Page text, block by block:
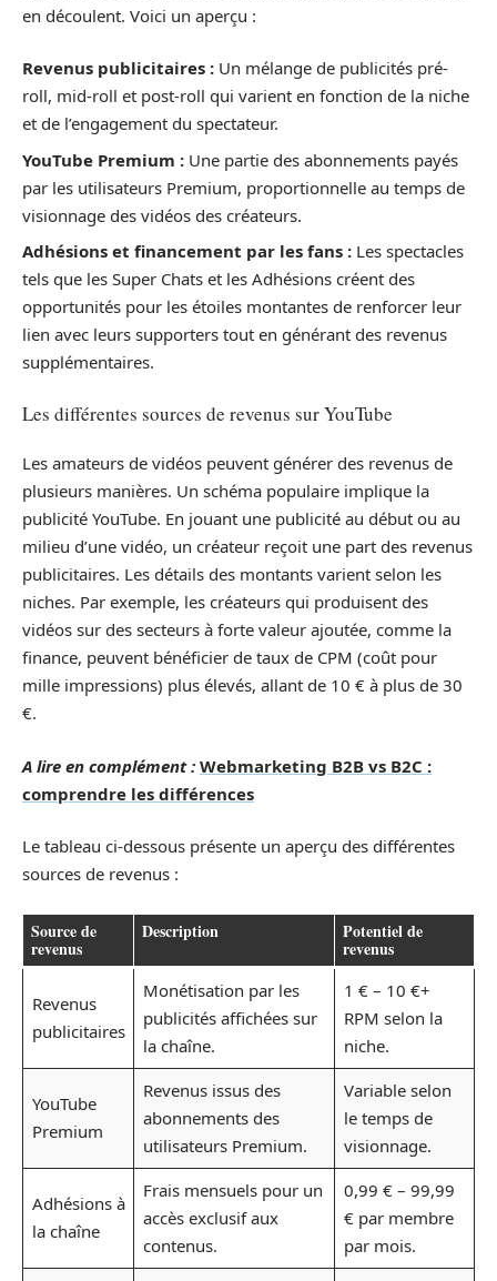
en découlent. Voici un aperçu :
Revenus publicitaires : Un mélange de publicités pré-
roll, mid-roll et post-roll qui varient en fonction de la niche
et de l’engagement du spectateur.
YouTube Premium : Une partie des abonnements payés
par les utilisateurs Premium, proportionnelle au temps de
visionnage des vidéos des créateurs.
Adhésions et financement par les fans : Les spectacles
tels que les Super Chats et les Adhésions créent des
opportunités pour les étoiles montantes de renforcer leur
lien avec leurs supporters tout en générant des revenus
supplémentaires.
Les différentes sources de revenus sur YouTube
Les amateurs de vidéos peuvent générer des revenus de
plusieurs manières. Un schéma populaire implique la
publicité YouTube. En jouant une publicité au début ou au
milieu d’une vidéo, un créateur reçoit une part des revenus
publicitaires. Les détails des montants varient selon les
niches. Par exemple, les créateurs qui produisent des
vidéos sur des secteurs à forte valeur ajoutée, comme la
finance, peuvent bénéficier de taux de CPM (coût pour
mille impressions) plus élevés, allant de 10 € à plus de 30
€.
A lire en complément : Webmarketing B2B vs B2C :
comprendre les différences
Le tableau ci-dessous présente un aperçu des différentes
sources de revenus :
Source de
revenus
Description Potentiel de
revenus
Revenus
publicitaires
Monétisation par les
publicités affichées sur
la chaîne.
1 € – 10 €+
RPM selon la
niche.
YouTube
Premium
Revenus issus des
abonnements des
utilisateurs Premium.
Variable selon
le temps de
visionnage.
Adhésions à
la chaîne
Frais mensuels pour un
accès exclusif aux
contenus.
0,99 € – 99,99
€ par membre
par mois.